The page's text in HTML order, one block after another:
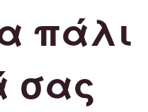
πάλι
σας